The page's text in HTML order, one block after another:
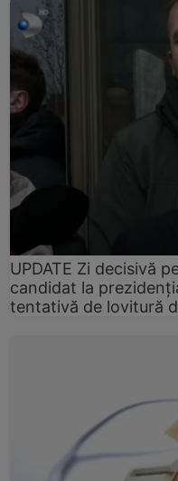
UPDATE Zi decisivă
candidat la
tentativă de lovitură